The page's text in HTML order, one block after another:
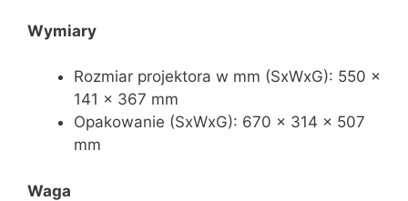
Wymiary
Rozmiar projektora w mm (SxWxG): 550 x
141 x 367 mm
Opakowanie (SxWxG): 670 x 314 x 507
mm
Waga